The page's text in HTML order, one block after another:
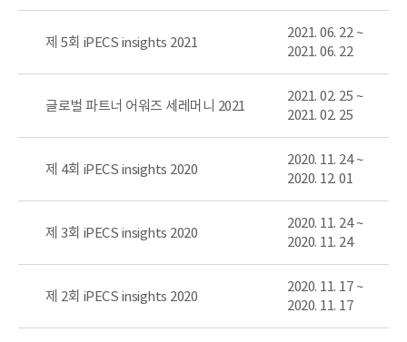
제 5회 iPECS insights 2021
2021. 06. 22 ~
2021. 06. 22
글로벌 파트너 어워즈 세레머니 2021
2021. 02. 25 ~
2021. 02. 25
제 4회 iPECS insights 2020
2020. 11. 24 ~
2020. 12. 01
제 3회 iPECS insights 2020
2020. 11. 24 ~
2020. 11. 24
제 2회 iPECS insights 2020
2020. 11. 17 ~
2020. 11. 17